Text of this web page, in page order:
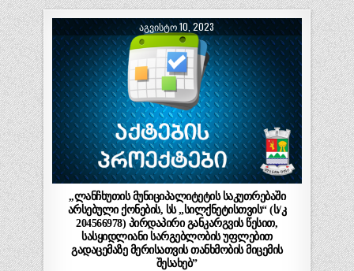
ᲐᲒᲕᲘᲡᲢᲝ 10, 2023
,,ლანჩხუთის მუნიციპალიტეტის საკუთრებაში
არსებული ქონების, სს „სილქნეტისთვის“ (ს/კ
204566978) პირდაპირი განკარგვის წესით,
სასყიდლიანი სარგებლობის უფლებით
გადაცემაზე მერისათვის თანხმობის მიცემის
შესახებ”